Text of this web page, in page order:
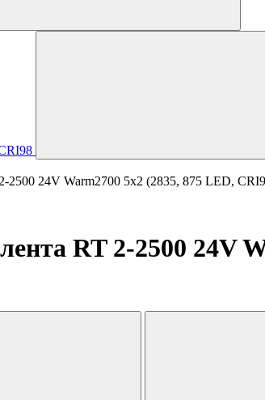
2500 24V Warm2700 5x2 (2835, 875 LED,
RT 2-2500 24V